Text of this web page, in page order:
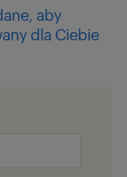
aby
dla Ciebie